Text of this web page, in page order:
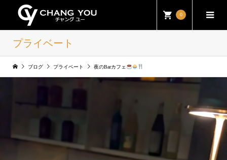
0
プライベート
ブログ プライベート 夜のBarカフェ